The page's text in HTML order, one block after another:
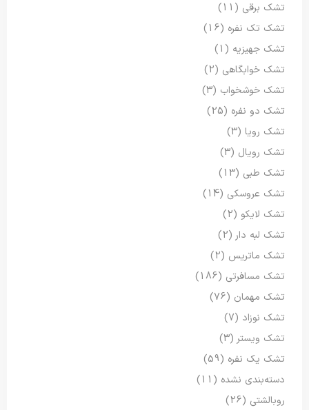
تشک برقی (11)
تشک تک نفره (16)
تشک جهیزیه (1)
تشک خوابگاهی (2)
تشک خوشخواب (3)
تشک دو نفره (25)
تشک رویا (3)
تشک رویال (3)
تشک طبی (13)
تشک عروسکی (14)
تشک لایکو (2)
تشک لبه دار (2)
تشک ماتریس (2)
تشک مسافرتی (186)
تشک مهمان (76)
تشک نوزاد (7)
تشک ویستر (3)
تشک یک نفره (59)
دسته‌بندی نشده (11)
روبالشتی (26)